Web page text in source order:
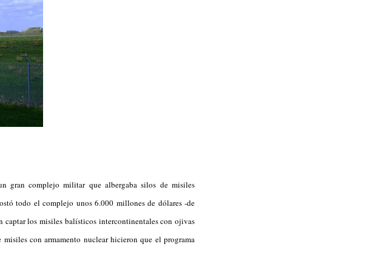
gran complejo militar que albergaba silos de misiles
todo el complejo unos 6.000 millones de dólares -de
captar los misiles balísticos intercontinentales con ojivas
con armamento nuclear hicieron que el programa